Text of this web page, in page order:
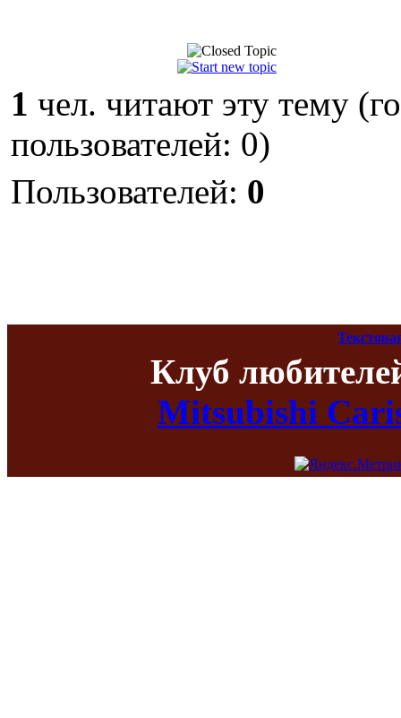
1 чел. читают эту тему
пользователей: 0)
Пользователей: 0
Клуб
Mitsubishi